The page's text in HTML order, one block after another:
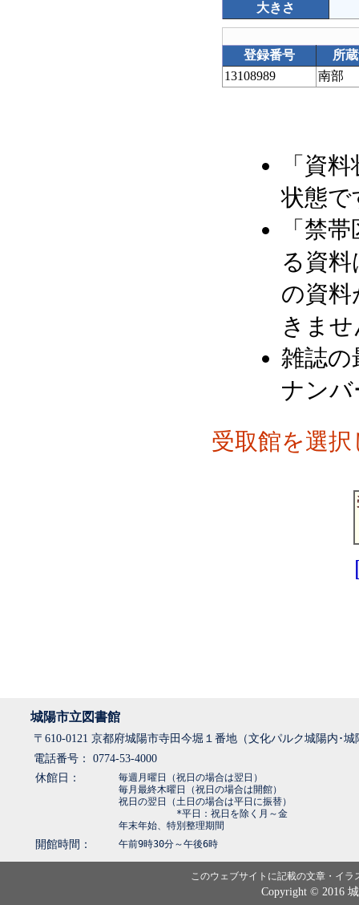
大きさ
登録番号
所
13108989
南部
「資
状態で
「禁
る資
の資料
きま
雑誌の
ナン
受取館を選
城陽市立図書館
〒610-0121 京都府城陽市寺田今堀１番地（文化パルク城陽内･
電話番号： 0774-53-4000
休館日：
毎週月曜日（祝日の場合は翌日）
毎月最終木曜日（祝日の場合は開館）
祝日の翌日（土日の場合は平日に振替）
*平日：祝日を除く月～金
年末年始、特別整理期間
開館時間： 午前9時30分～午後6時
このウェブサイトに記載の文章・イ
Copyright © 2016